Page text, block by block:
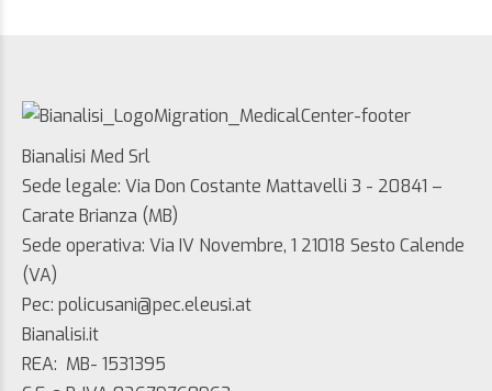
Bianalisi Med Srl
Sede legale: Via Don Costante Mattavelli 3 - 20841 –
Carate Brianza (MB)
Sede operativa: Via IV Novembre, 1 21018 Sesto Calende
(VA)
Pec: policusani@pec.eleusi.at
Bianalisi.it
REA: MB- 1531395